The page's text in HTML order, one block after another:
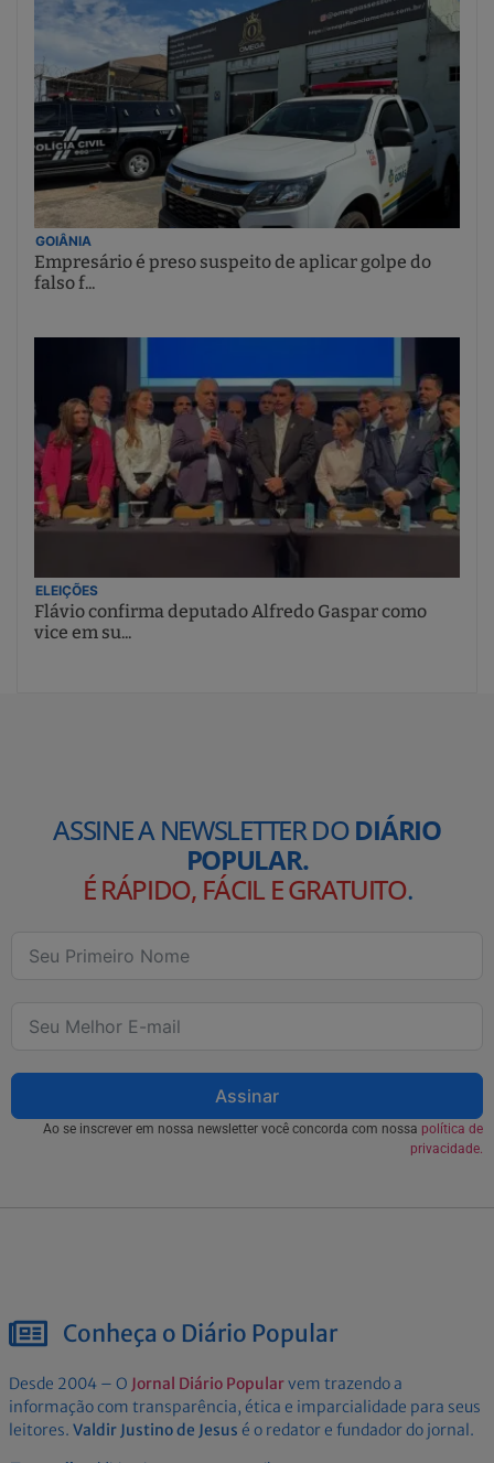
GOIÂNIA
Empresário é preso suspeito de aplicar golpe do
falso f...
ELEIÇÕES
Flávio confirma deputado Alfredo Gaspar como
vice em su...
ASSINE A NEWSLETTER DODIÁRIO
POPULAR.
É RÁPIDO, FÁCIL E GRATUITO.
Assinar
Ao se inscrever em nossa newsletter você concorda com nossa política de
privacidade.
Conheça o Diário Popular
Desde 2004 – O Jornal Diário Popularvem trazendo a
informação com transparência, ética e imparcialidade para seus
leitores. Valdir Justino de Jesus é o redator e fundador do jornal.